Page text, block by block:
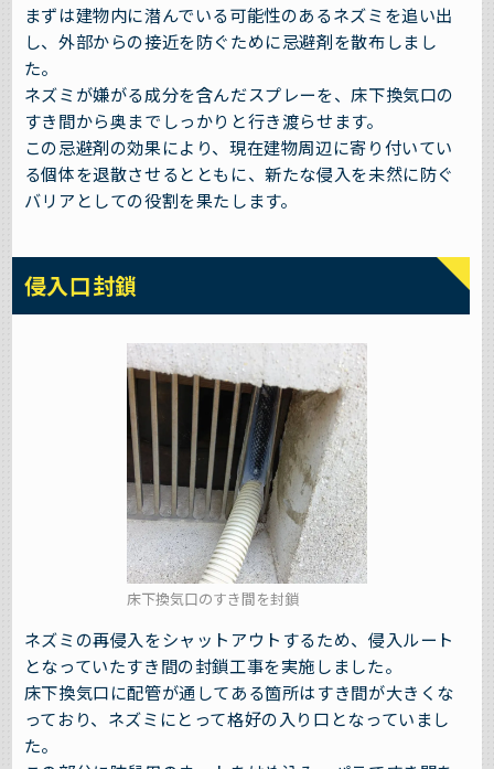
まずは建物内に潜んでいる可能性のあるネズミを追い出
し、外部からの接近を防ぐために忌避剤を散布しまし
た。
ネズミが嫌がる成分を含んだスプレーを、床下換気口の
すき間から奥までしっかりと行き渡らせます。
この忌避剤の効果により、現在建物周辺に寄り付いてい
る個体を退散させるとともに、新たな侵入を未然に防ぐ
バリアとしての役割を果たします。
侵入口封鎖
床下換気口のすき間を封鎖
ネズミの再侵入をシャットアウトするため、侵入ルート
となっていたすき間の封鎖工事を実施しました。
床下換気口に配管が通してある箇所はすき間が大きくな
っており、ネズミにとって格好の入り口となっていまし
た。